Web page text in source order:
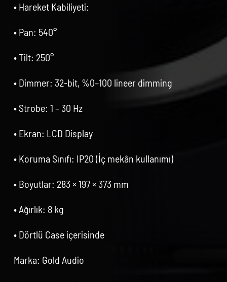
• Hareket Kabiliyeti:
• Pan: 540°
• Tilt: 250°
• Dimmer: 32-bit, %0–100 lineer dimming
• Strobe: 1 – 30 Hz
• Ekran: LCD Display
• Koruma Sınıfı: IP20 (İç mekân kullanımı)
• Boyutlar: 283 × 197 × 373 mm
• Ağırlık: 8 kg
• Dörtlü Case içerisinde
Marka: Gold Audio